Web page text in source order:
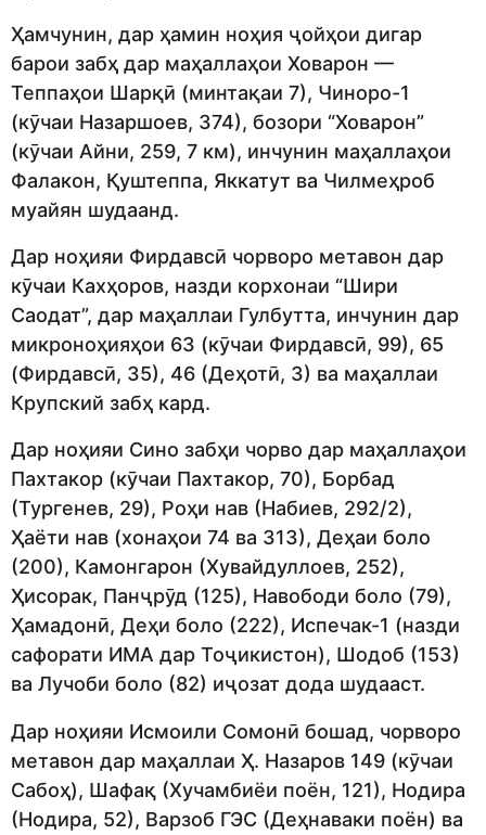
Ҳамчунин, дар ҳамин ноҳия ҷойҳои дигар
барои забҳ дар маҳаллаҳои Ховарон —
Теппаҳои Шарқӣ (минтақаи 7), Чиноро-1
(кӯчаи Назаршоев, 374), бозори “Ховарон”
(кӯчаи Айни, 259, 7 км), инчунин маҳаллаҳои
Фалакон, Қуштеппа, Яккатут ва Чилмеҳроб
муайян шудаанд.
Дар ноҳияи Фирдавсӣ чорворо метавон дар
кӯчаи Кахҳоров, назди корхонаи “Шири
Саодат”, дар маҳаллаи Гулбутта, инчунин дар
микроноҳияҳои 63 (кӯчаи Фирдавсӣ, 99), 65
(Фирдавсӣ, 35), 46 (Деҳотӣ, 3) ва маҳаллаи
Крупский забҳ кард.
Дар ноҳияи Сино забҳи чорво дар маҳаллаҳои
Пахтакор (кӯчаи Пахтакор, 70), Борбад
(Тургенев, 29), Роҳи нав (Набиев, 292/2),
Ҳаёти нав (хонаҳои 74 ва 313), Деҳаи боло
(200), Камонгарон (Хувайдуллоев, 252),
Ҳисорак, Панҷрӯд (125), Навободи боло (79),
Ҳамадонӣ, Деҳи боло (222), Испечак-1 (назди
сафорати ИМА дар Тоҷикистон), Шодоб (153)
ва Лучоби боло (82) иҷозат дода шудааст.
Дар ноҳияи Исмоили Сомонӣ бошад, чорворо
метавон дар маҳаллаи Ҳ. Назаров 149 (кӯчаи
Сабоҳ), Шафақ (Хучамбиёи поён, 121), Нодира
(Нодира, 52), Варзоб ГЭС (Деҳнаваки поён) ва